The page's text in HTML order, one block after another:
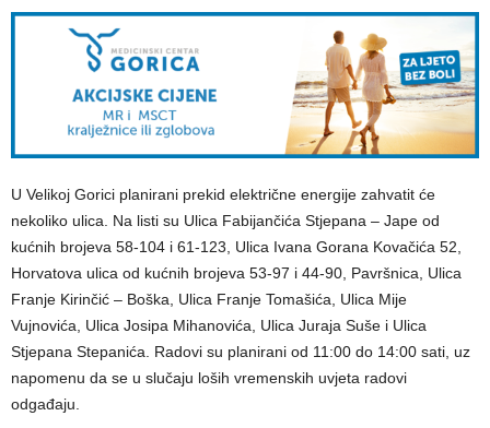
U Velikoj Gorici planirani prekid električne energije zahvatit će
nekoliko ulica. Na listi su Ulica Fabijančića Stjepana – Jape od
kućnih brojeva 58-104 i 61-123, Ulica Ivana Gorana Kovačića 52,
Horvatova ulica od kućnih brojeva 53-97 i 44-90, Pavršnica, Ulica
Franje Kirinčić – Boška, Ulica Franje Tomašića, Ulica Mije
Vujnovića, Ulica Josipa Mihanovića, Ulica Juraja Suše i Ulica
Stjepana Stepanića. Radovi su planirani od 11:00 do 14:00 sati, uz
napomenu da se u slučaju loših vremenskih uvjeta radovi
odgađaju.